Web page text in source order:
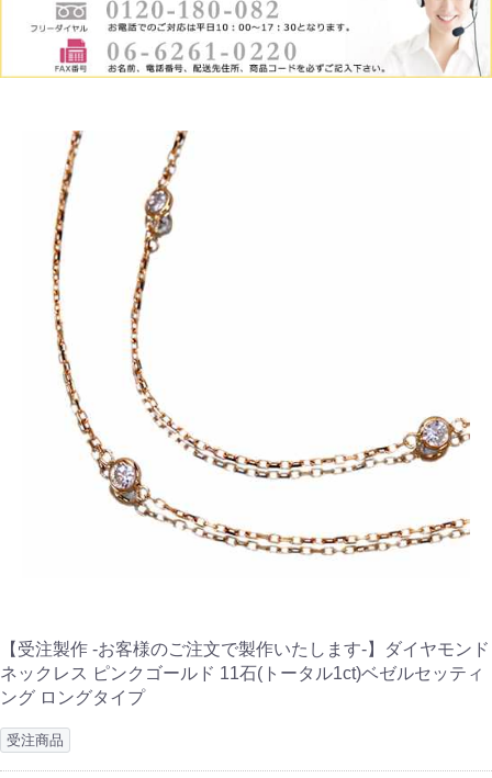
【受注製作 -お客様のご注文で製作いたします-】ダイヤモンド
ネックレス ピンクゴールド 11石(トータル1ct)ベゼルセッティ
ング ロングタイプ
受注商品